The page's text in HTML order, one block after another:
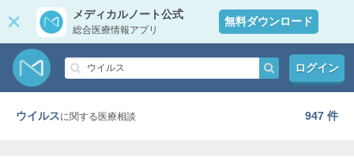
メディカルノート公式
総合医療情報アプリ
無料ダウンロード
ログイン
ウイルスに関する医療相談 947 件